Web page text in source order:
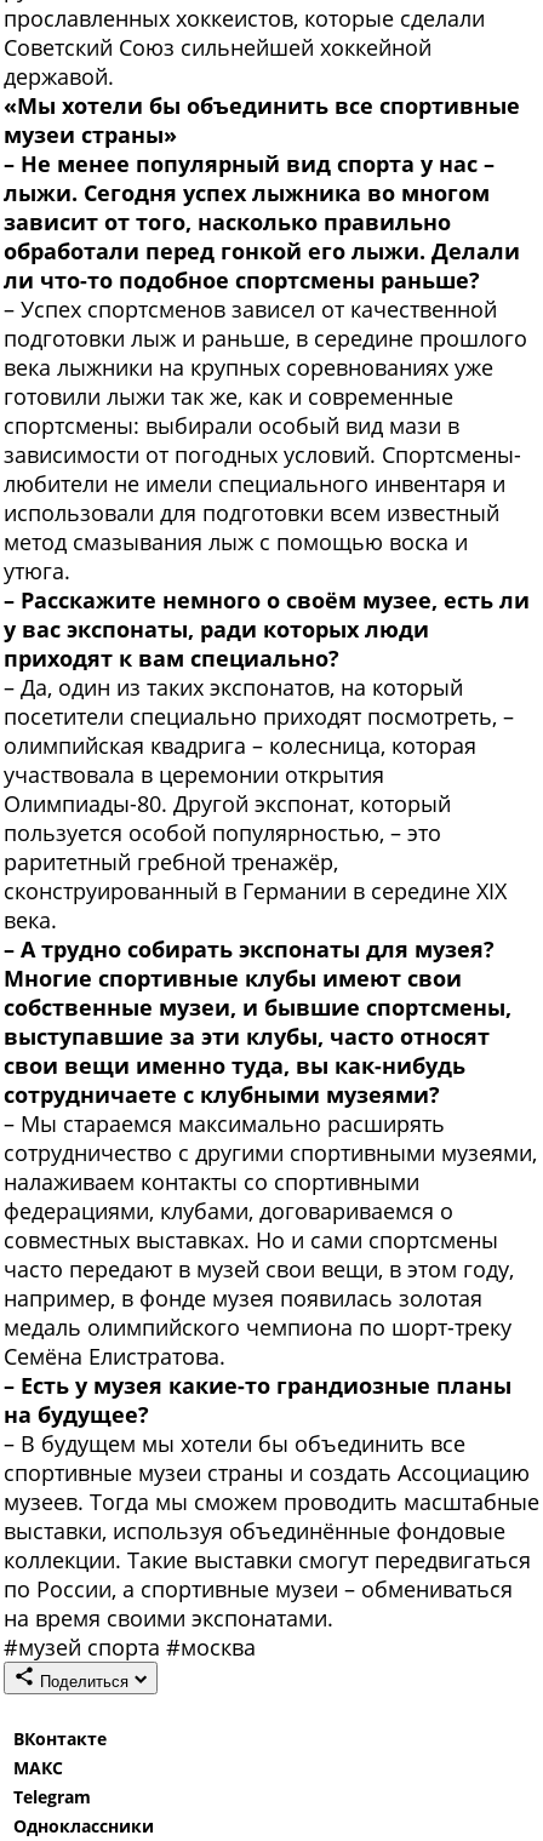
прославленных хоккеистов, которые сделали
Советский Союз сильнейшей хоккейной
державой.
«Мы хотели бы объединить все спортивные
музеи страны»
– Не менее популярный вид спорта у нас –
лыжи. Сегодня успех лыжника во многом
зависит от того, насколько правильно
обработали перед гонкой его лыжи. Делали
ли что-то подобное спортсмены раньше?
– Успех спортсменов зависел от качественной
подготовки лыж и раньше, в середине прошлого
века лыжники на крупных соревнованиях уже
готовили лыжи так же, как и современные
спортсмены: выбирали особый вид мази в
зависимости от погодных условий. Спортсмены-
любители не имели специального инвентаря и
использовали для подготовки всем известный
метод смазывания лыж с помощью воска и
утюга.
– Расскажите немного о своём музее, есть ли
у вас экспонаты, ради которых люди
приходят к вам специально?
– Да, один из таких экспонатов, на который
посетители специально приходят посмотреть, –
олимпийская квадрига – колесница, которая
участвовала в церемонии открытия
Олимпиады-80. Другой экспонат, который
пользуется особой популярностью, – это
раритетный гребной тренажёр,
сконструированный в Германии в середине XIX
века.
– А трудно собирать экспонаты для музея?
Многие спортивные клубы имеют свои
собственные музеи, и бывшие спортсмены,
выступавшие за эти клубы, часто относят
свои вещи именно туда, вы как-нибудь
сотрудничаете с клубными музеями?
– Мы стараемся максимально расширять
сотрудничество с другими спортивными музеями,
налаживаем контакты со спортивными
федерациями, клубами, договариваемся о
совместных выставках. Но и сами спортсмены
часто передают в музей свои вещи, в этом году,
например, в фонде музея появилась золотая
медаль олимпийского чемпиона по шорт-треку
Семёна Елистратова.
– Есть у музея какие-то грандиозные планы
на будущее?
– В будущем мы хотели бы объединить все
спортивные музеи страны и создать Ассоциацию
музеев. Тогда мы сможем проводить масштабные
выставки, используя объединённые фондовые
коллекции. Такие выставки смогут передвигаться
по России, а спортивные музеи – обмениваться
на время своими экспонатами.
#музей спорта #москва
Поделиться
ВКонтакте
МАКС
Telegram
Одноклассники